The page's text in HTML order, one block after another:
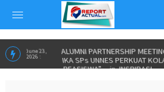
June 23,
2026 :
ALUMNI PARTNERSHIP
IKA SPs UNNES PERKUAT
BEASISWA”inINSPIRASI